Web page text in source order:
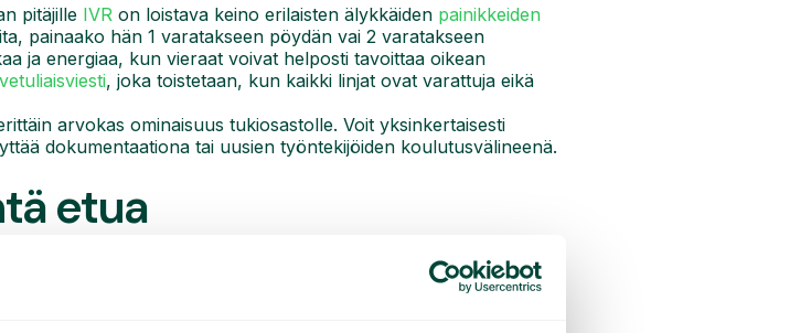
pitäjille IVR on loistava keino erilaisten älykkäiden painikkeiden
painaako hän 1 varatakseen pöydän vai 2 varatakseen
ja energiaa, kun vieraat voivat helposti tavoittaa oikean
, joka toistetaan, kun kaikki linjat ovat varattuja eikä
arvokas ominaisuus tukiosastolle. Voit yksinkertaisesti
dokumentaationa tai uusien työntekijöiden koulutusvälineenä.
etua